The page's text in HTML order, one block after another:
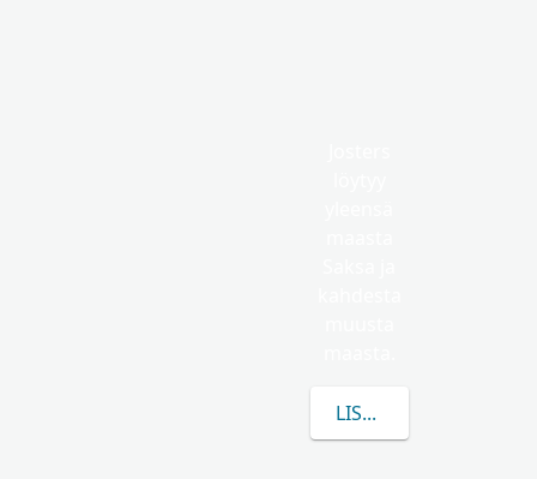
LISÄÄ TIETOA